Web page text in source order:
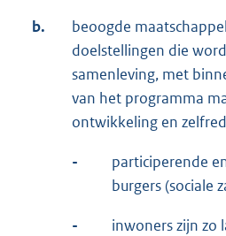
b.
beoogde
doelstellingen die
samenleving, met
van het programma
ontwikkeling en
-
participerende
burgers (sociale
-
inwoners zijn zo